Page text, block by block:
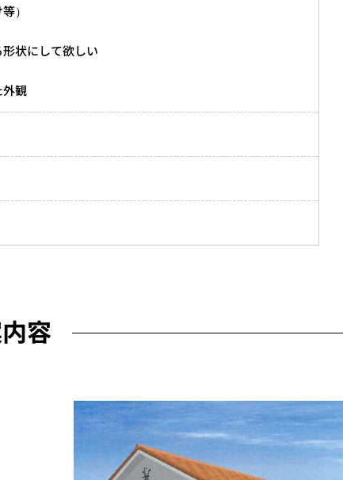
）
状にして欲しい
観
容